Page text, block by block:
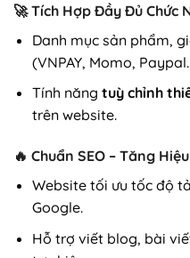
🚀Tích Hợp Đầy Đủ Chức
Danh mục sản phẩm,
(VNPAY, Momo,
Tính năng tuỳ chỉnh
trên website.
🔥 Chuẩn SEO – Tăng
Website tối ưu tốc độ
Google.
Hỗ trợ viết blog, bài